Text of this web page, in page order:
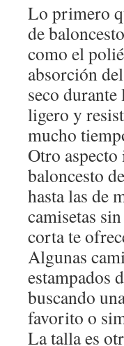
Lo primero
de
como el
absorción
seco
ligero y
mucho
Otro
baloncesto
hasta las de
camisetas
corta te
Algunas
estampados
buscando
favorito o
La talla es